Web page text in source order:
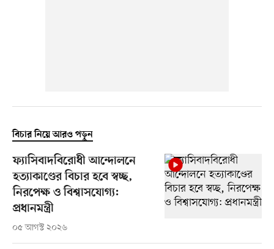
বিচার নিয়ে আরও পড়ুন
ফ্যাসিবাদবিরোধী আন্দোলনে
হত্যাকাণ্ডের বিচার হবে স্বচ্ছ,
নিরপেক্ষ ও বিশ্বাসযোগ্য:
প্রধানমন্ত্রী
০৫ আগস্ট ২০২৬